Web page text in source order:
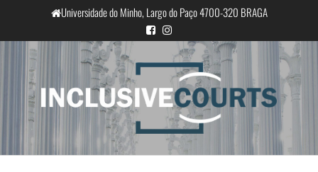
o
conteúdo
Universidade do Minho, Largo do Paço 4700-320 BRAGA
InclusiveCourts
Igualdade e diferença cultural na
prática judicial portuguesa